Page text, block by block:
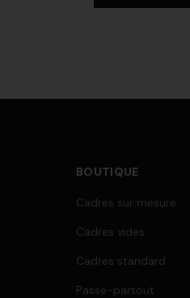
BOUTIQUE
Cadres sur mesure
Cadres vides
Cadres standard
Passe-partout